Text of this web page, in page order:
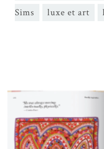
Sims
luxe et art